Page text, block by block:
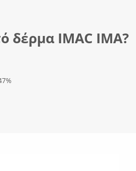
δέρμα IMAC IMA?